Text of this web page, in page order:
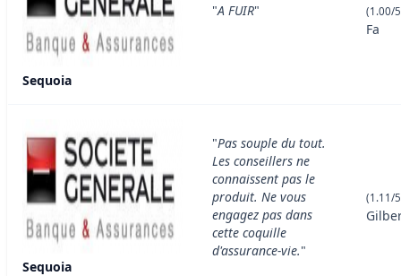
Sequoia
"A FUIR" (1.00/
Fa
Sequoia
"Pas souple du tout.
Les conseillers ne
connaissent pas le
produit. Ne vous
engagez pas dans
cette coquille
d'assurance-vie."
(1.11/